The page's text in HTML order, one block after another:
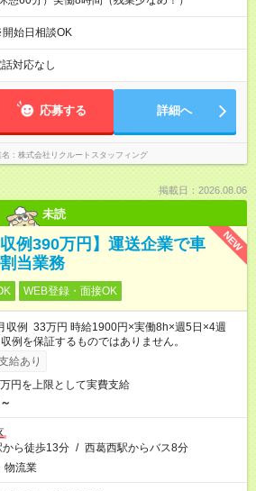
始日相談OK
話対応なし
応募する 詳細へ
株式会社リクルートスタッフィング
掲載日：2026.08.06
未読
NEW
例390万円】運送企業で車
当業務
WEB登録・面接OK
例 33万円 時給1900円×実働8h×週5日×4週
例を保証するものではありません。
給あり
円を上限として実費支給
ら徒歩13分 / 西葛西駅からバス8分
物流業